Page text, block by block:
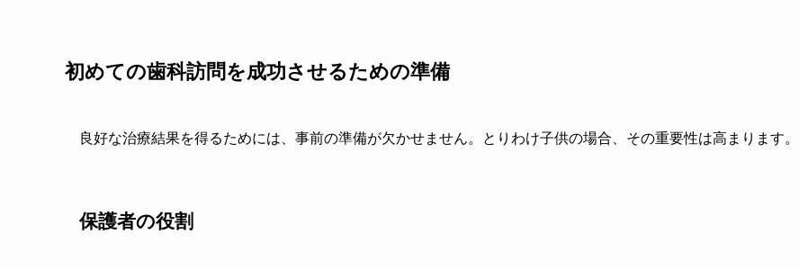
初めての歯科訪問を成功させるための準備
良好な治療結果を得るためには、事前の準備が欠かせません。とりわけ子供の場合、その重要性は高まります。
保護者の役割